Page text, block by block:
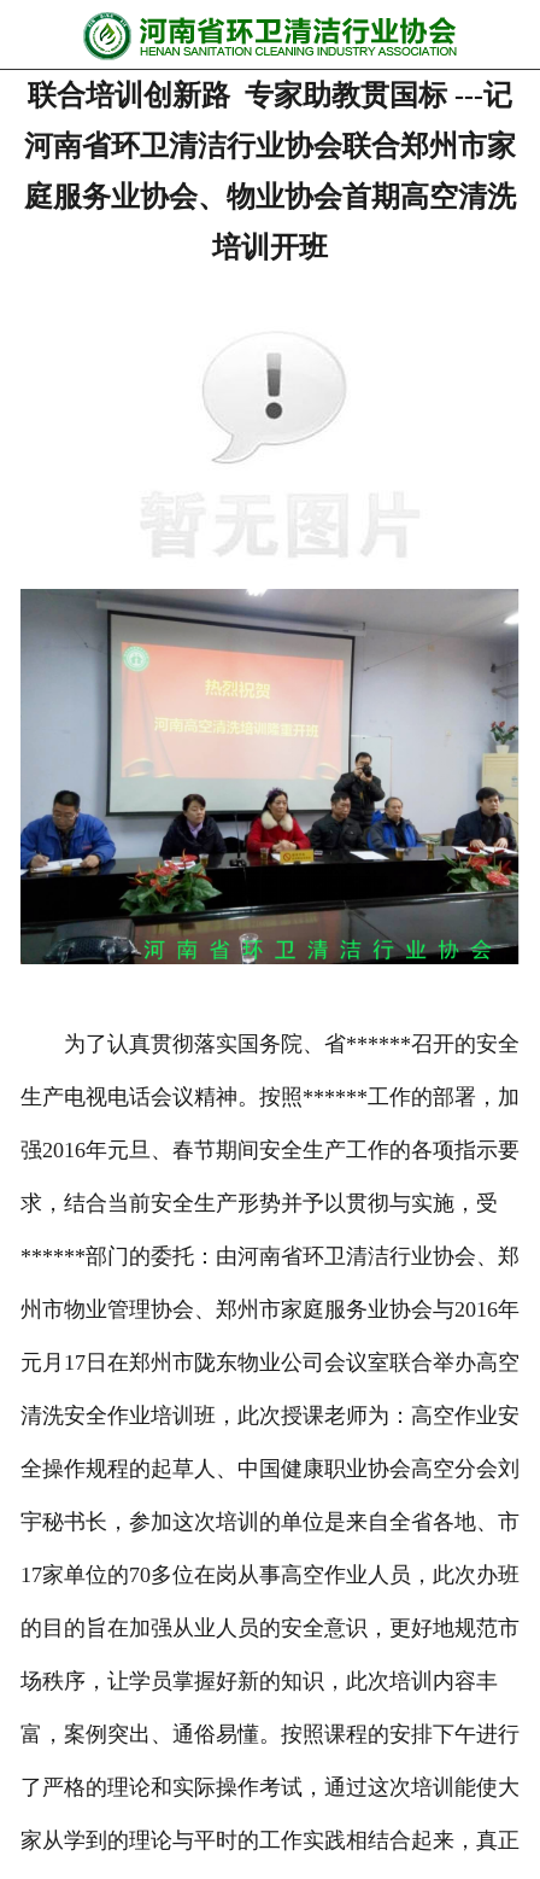
网站首页
协会动态
行业资讯
会员风采
联合培训创新路 专家助教贯国标 ---记
河南省环卫清洁行业协会联合郑州市家
庭服务业协会、物业协会首期高空清洗
培训开班
为了认真贯彻落实国务院、省******召开的安全
生产电视电话会议精神。按照******工作的部署，加
强2016年元旦、春节期间安全生产工作的各项指示要
求，结合当前安全生产形势并予以贯彻与实施，受
******部门的委托：由河南省环卫清洁行业协会、郑
州市物业管理协会、郑州市家庭服务业协会与2016年
元月17日在郑州市陇东物业公司会议室联合举办高空
清洗安全作业培训班，此次授课老师为：高空作业安
全操作规程的起草人、中国健康职业协会高空分会刘
宇秘书长，参加这次培训的单位是来自全省各地、市
17家单位的70多位在岗从事高空作业人员，此次办班
的目的旨在加强从业人员的安全意识，更好地规范市
场秩序，让学员掌握好新的知识，此次培训内容丰
富，案例突出、通俗易懂。按照课程的安排下午进行
了严格的理论和实际操作考试，通过这次培训能使大
家从学到的理论与平时的工作实践相结合起来，真正